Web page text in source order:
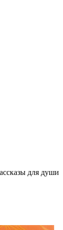
для души